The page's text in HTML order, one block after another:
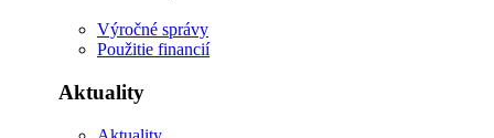
Výročné správy
Použitie financií
Aktuality